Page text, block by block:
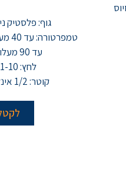
גוף: פלסטיק
עד 90 מעלות צלזיוס
לחץ: 0.1-10 BAR
קוטר: 1/2 אינץ' - 1 אינץ'